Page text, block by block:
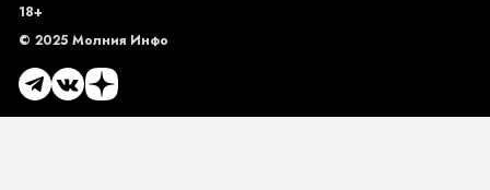
18+
© 2025 Молния Инфо